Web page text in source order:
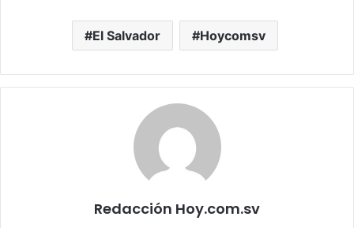
El Salvador Hoycomsv
Redacción Hoy.com.sv